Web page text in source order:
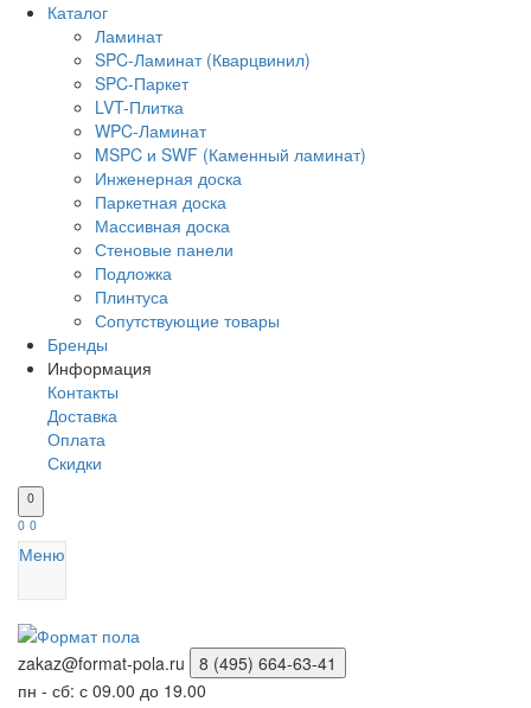
Каталог
Ламинат
SPC-Ламинат (Кварцвинил)
SPC-Паркет
LVT-Плитка
WPC-Ламинат
MSPC и SWF (Каменный ламинат)
Инженерная доска
Паркетная доска
Массивная доска
Стеновые панели
Подложка
Плинтуса
Сопутствующие товары
Бренды
Информация
Контакты
Доставка
Оплата
Скидки
0
0 0
Меню
zakaz@format-pola.ru
8 (495) 664-63-41
пн - сб: с 09.00 до 19.00